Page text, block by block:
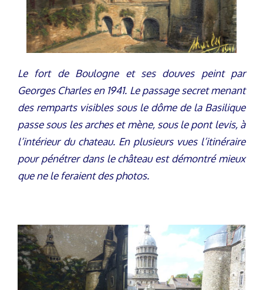
Le fort de Boulogne et ses douves peint par
Georges Charles en 1941. Le passage secret menant
des remparts visibles sous le dôme de la Basilique
passe sous les arches et mène, sous le pont levis, à
l’intérieur du chateau. En plusieurs vues l’itinéraire
pour pénétrer dans le château est démontré mieux
que ne le feraient des photos.